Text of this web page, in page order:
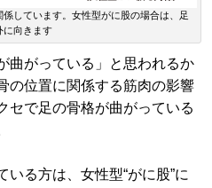
しています。女性型がに股の場合は、足
に向きます
曲がっている」と思われるか
の位置に関係する筋肉の影響
セで足の骨格が曲がっている
る方は、女性型“がに股”に